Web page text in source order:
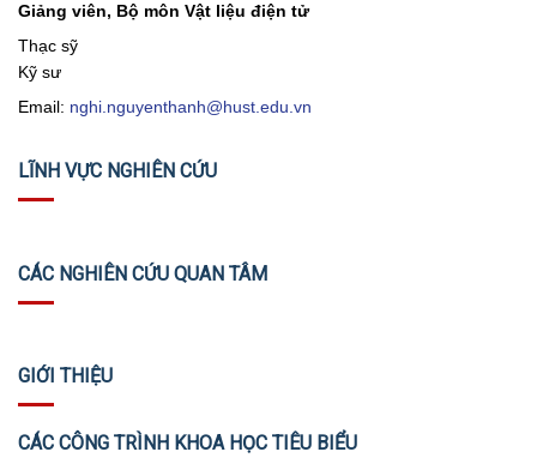
Giảng viên, Bộ môn Vật liệu điện tử
Thạc sỹ
Kỹ sư
Email: nghi.nguyenthanh@hust.edu.vn
LĨNH VỰC NGHIÊN CỨU
CÁC NGHIÊN CỨU QUAN TÂM
GIỚI THIỆU
CÁC CÔNG TRÌNH KHOA HỌC TIÊU BIỂU